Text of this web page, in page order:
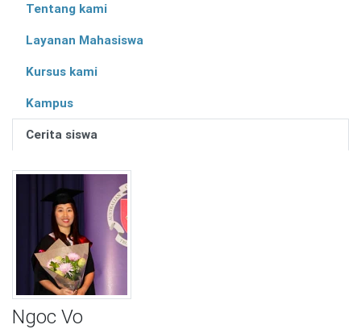
Tentang kami
Layanan Mahasiswa
Kursus kami
Kampus
Cerita siswa
Ngoc Vo